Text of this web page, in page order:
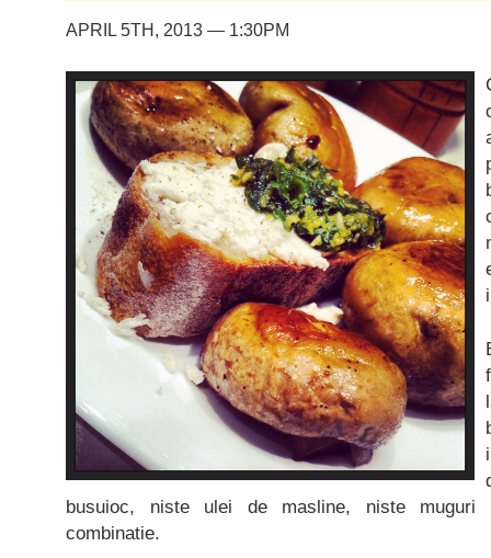
APRIL 5TH, 2013 — 1:30PM
busuioc, niste ulei de masline, niste
combinatie.